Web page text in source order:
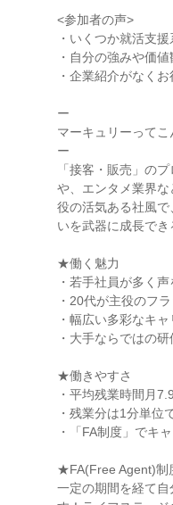
<参加者の声>
・いくつか就活支
・自分の強みや価
・企業紹介がなく
ー
マーキュリーってこ
ー
「接客・販売」の
や、エンタメ業界
役の活気ある社風
いを武器に成長でき
★働く魅力
・若手社員が多く声
・20代が主役のフ
・幅広い多彩なキャ
・大手ならではの研
★働きやすさ
・平均残業時間月
・残業分は1分単位
・「FA制度」でキ
★FA(Free Agent)制
一定の期間を経て